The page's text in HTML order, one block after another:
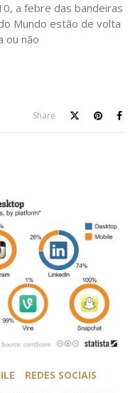
a febre das bandeiras
Mundo estão de volta
ou não
Share
REDES SOCIAIS